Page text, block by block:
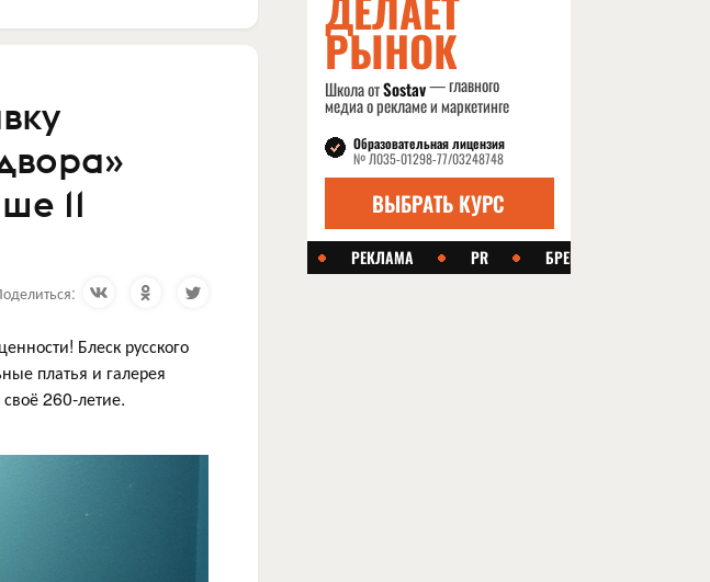
11
Блеск русского
платья и галерея
260-летие.